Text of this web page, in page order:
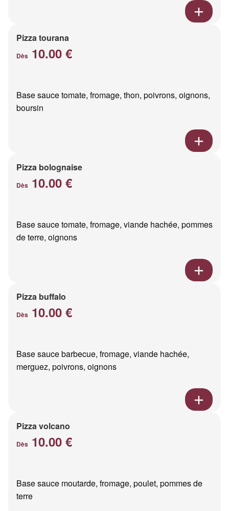
Pizza tourana
Dès 10.00 €
Base sauce tomate, fromage, thon, poivrons, oignons,
boursin
Pizza bolognaise
Dès 10.00 €
Base sauce tomate, fromage, viande hachée, pommes
de terre, oignons
Pizza buffalo
Dès 10.00 €
Base sauce barbecue, fromage, viande hachée,
merguez, poivrons, oignons
Pizza volcano
Dès 10.00 €
Base sauce moutarde, fromage, poulet, pommes de
terre